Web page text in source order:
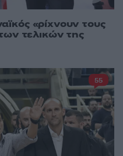
«ρίχνουν τους
τελικών της
55